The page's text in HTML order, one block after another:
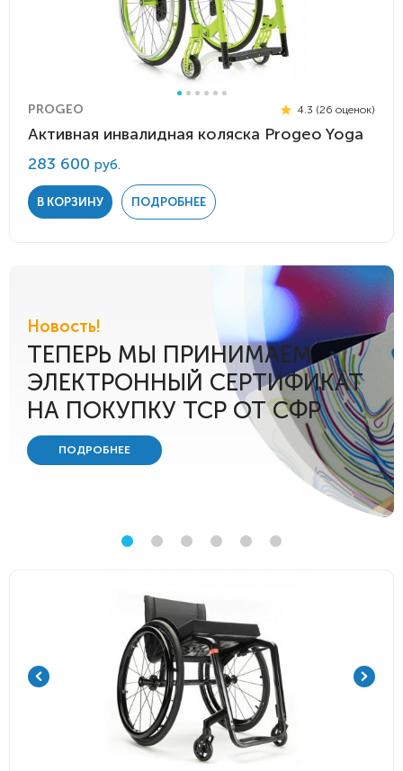
PROGEO 4.3 (26 оценок)
Активная инвалидная коляска Progeo Yoga
283 600 руб.
В КОРЗИНУ ПОДРОБНЕЕ
Новость!
ТЕПЕРЬ МЫ ПРИНИМАЕМ
ЭЛЕКТРОННЫЙ СЕРТИФИКАТ
НА ПОКУПКУ ТСР ОТ СФР
ПОДРОБНЕЕ